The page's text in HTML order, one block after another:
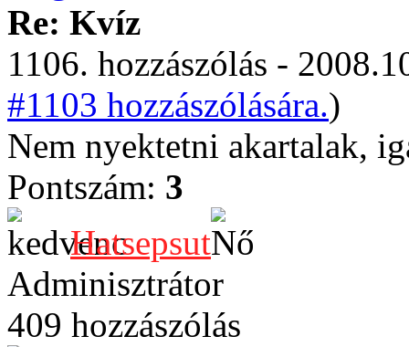
Re: Kvíz
1106. hozzászólás -
#1103 hozzászólására.)
Nem nyektetni akartalak,
Pontszám: 3
Hatsepsut
Adminisztrátor
409 hozzászólás